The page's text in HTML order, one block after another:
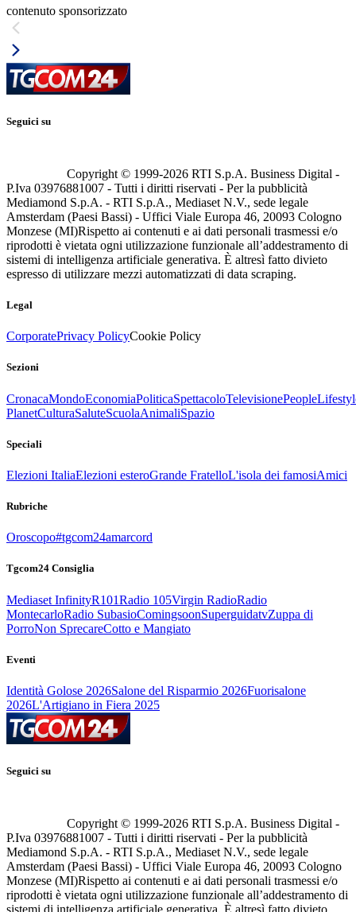
contenuto sponsorizzato
Seguici su
Copyright © 1999-2026 RTI S.p.A. Business Digital -
P.Iva 03976881007 - Tutti i diritti riservati - Per la pubblicità
Mediamond S.p.A. - RTI S.p.A., Mediaset N.V., sede legale
Amsterdam (Paesi Bassi) - Uffici Viale Europa 46, 20093 Cologno
Monzese (MI)Rispetto ai contenuti e ai dati personali trasmessi e/o
riprodotti è vietata ogni utilizzazione funzionale all’addestramento di
sistemi di intelligenza artificiale generativa. È altresì fatto divieto
espresso di utilizzare mezzi automatizzati di data scraping.
Legal
CorporatePrivacy PolicyCookie Policy
Sezioni
CronacaMondoEconomiaPoliticaSpettacoloTelevisionePeople
PlanetCulturaSaluteScuolaAnimaliSpazio
Speciali
Elezioni ItaliaElezioni esteroGrande FratelloL'isola dei famosiAmici
Rubriche
Oroscopo#tgcom24amarcord
Tgcom24 Consiglia
Mediaset InfinityR101Radio 105Virgin RadioRadio
MontecarloRadio SubasioComingsoonSuperguidatvZuppa di
PorroNon SprecareCotto e Mangiato
Eventi
Identità Golose 2026Salone del Risparmio 2026Fuorisalone
2026L'Artigiano in Fiera 2025
Seguici su
Copyright © 1999-2026 RTI S.p.A. Business Digital -
P.Iva 03976881007 - Tutti i diritti riservati - Per la pubblicità
Mediamond S.p.A. - RTI S.p.A., Mediaset N.V., sede legale
Amsterdam (Paesi Bassi) - Uffici Viale Europa 46, 20093 Cologno
Monzese (MI)Rispetto ai contenuti e ai dati personali trasmessi e/o
riprodotti è vietata ogni utilizzazione funzionale all’addestramento di